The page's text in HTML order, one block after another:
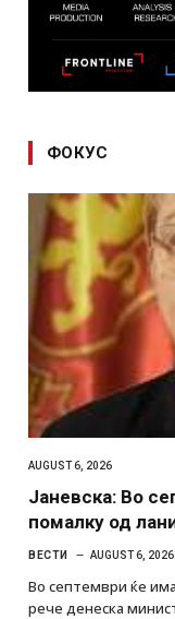
ФОКУС
AUGUST 6, 2026
Јаневска: Во
помалку од
ВЕСТИ AUGUST 6, 2026
Во септември ќе
рече денеска